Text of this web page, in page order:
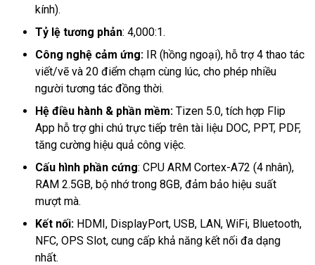
kính).
Tỷ lệ tương phản: 4,000:1.
Công nghệ cảm ứng: IR (hồng ngoại), hỗ trợ 4 thao tác
viết/vẽ và 20 điểm chạm cùng lúc, cho phép nhiều
người tương tác đồng thời.
Hệ điều hành & phần mềm: Tizen 5.0, tích hợp Flip
App hỗ trợ ghi chú trực tiếp trên tài liệu DOC, PPT, PDF,
tăng cường hiệu quả công việc.
Cấu hình phần cứng: CPU ARM Cortex-A72 (4 nhân),
RAM 2.5GB, bộ nhớ trong 8GB, đảm bảo hiệu suất
mượt mà.
Kết nối: HDMI, DisplayPort, USB, LAN, WiFi, Bluetooth,
NFC, OPS Slot, cung cấp khả năng kết nối đa dạng
nhất.